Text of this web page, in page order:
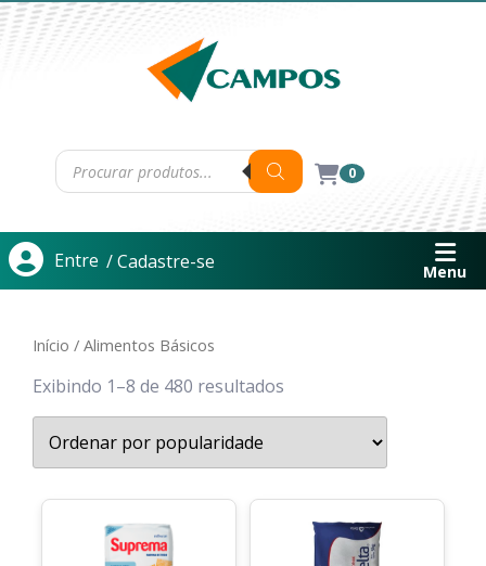
0
Entre / Cadastre-se Menu
Início / Alimentos Básicos
Exibindo 1–8 de 480 resultados